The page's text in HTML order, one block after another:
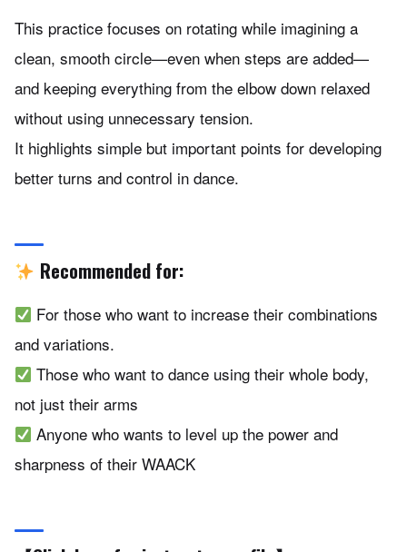
This practice focuses on rotating while imagining a
clean, smooth circle—even when steps are added—
and keeping everything from the elbow down relaxed
without using unnecessary tension.
It highlights simple but important points for developing
better turns and control in dance.
Recommended for:
For those who want to increase their combinations
and variations.
Those who want to dance using their whole body,
not just their arms
Anyone who wants to level up the power and
sharpness of their WAACK